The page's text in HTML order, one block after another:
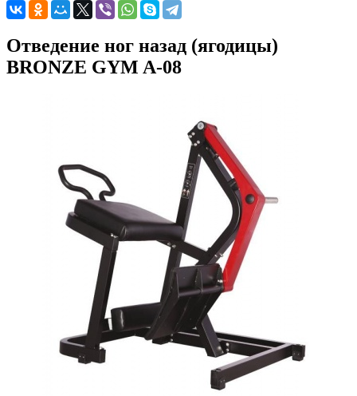
Отведение ног назад (ягодицы)
BRONZE GYM A-08